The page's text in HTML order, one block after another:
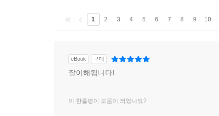
불곰이 신봉하는 투자의 원리는 지극히 단순하
철저히 분석하여 투자한 과정들이 가감 없이 드러
이 책에서 제시하는 가치투자법은 전혀 복잡하
1 2 3 4 5 6 7 8 9 10
eBook 구매
잘이해됩니다!
이 한줄평이 도움이 되었나요?